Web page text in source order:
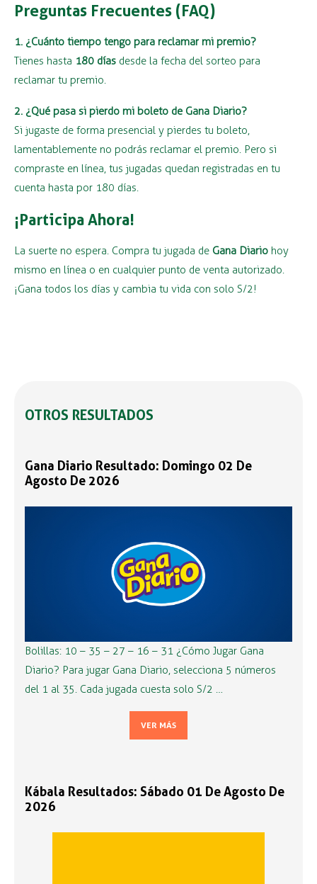
Preguntas Frecuentes (FAQ)
1. ¿Cuánto tiempo tengo para reclamar mi premio?
Tienes hasta 180 días desde la fecha del sorteo para
reclamar tu premio.
2. ¿Qué pasa si pierdo mi boleto de Gana Diario?
Si jugaste de forma presencial y pierdes tu boleto,
lamentablemente no podrás reclamar el premio. Pero si
compraste en línea, tus jugadas quedan registradas en tu
cuenta hasta por 180 días.
¡Participa Ahora!
La suerte no espera. Compra tu jugada de Gana Diario hoy
mismo en línea o en cualquier punto de venta autorizado.
¡Gana todos los días y cambia tu vida con solo S/2!
OTROS RESULTADOS
Gana Diario Resultado: Domingo 02 De
Agosto De 2026
Bolillas: 10 – 35 – 27 – 16 – 31 ¿Cómo Jugar Gana
Diario? Para jugar Gana Diario, selecciona 5 números
del 1 al 35. Cada jugada cuesta solo S/2 …
VER MÁS
Kábala Resultados: Sábado 01 De Agosto De
2026